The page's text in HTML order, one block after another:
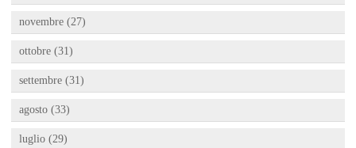
novembre (27)
ottobre (31)
settembre (31)
agosto (33)
luglio (29)